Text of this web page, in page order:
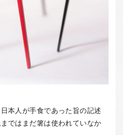
本人が手食であった旨の記述
ではまだ箸は使われていなか